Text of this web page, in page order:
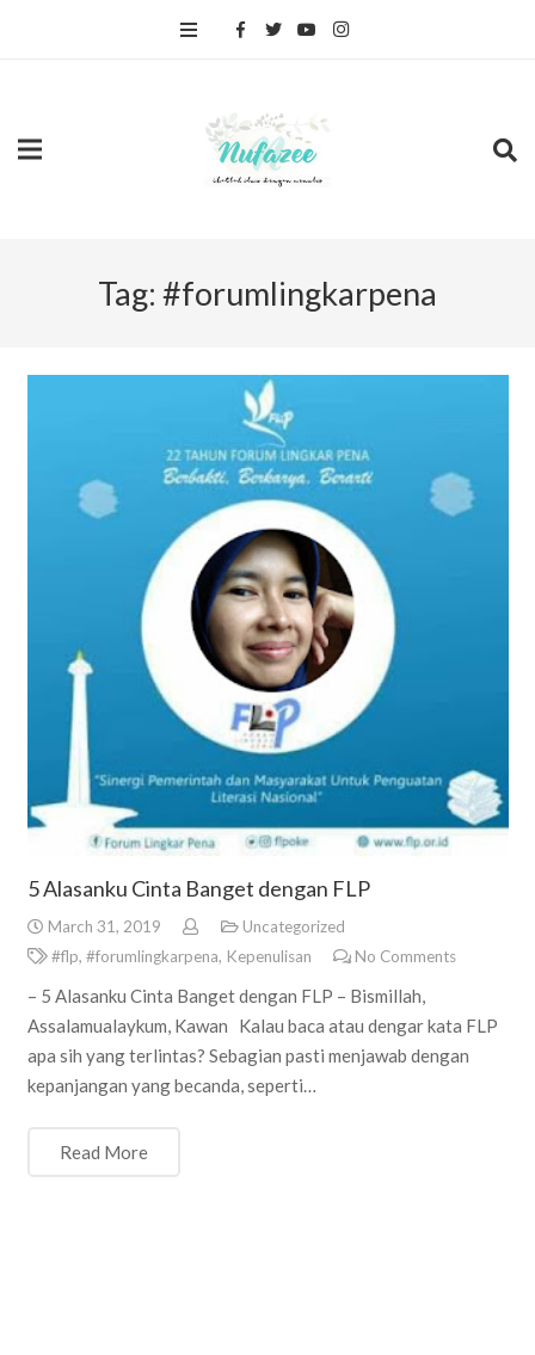
Tag: #forumlingkarpena
5 Alasanku Cinta Banget dengan FLP
March 31, 2019
Uncategorized
#flp, #forumlingkarpena, Kepenulisan No Comments
– 5 Alasanku Cinta Banget dengan FLP – Bismillah,
Assalamualaykum, Kawan Kalau baca atau dengar kata FLP
apa sih yang terlintas? Sebagian pasti menjawab dengan
kepanjangan yang becanda, seperti…
Read More